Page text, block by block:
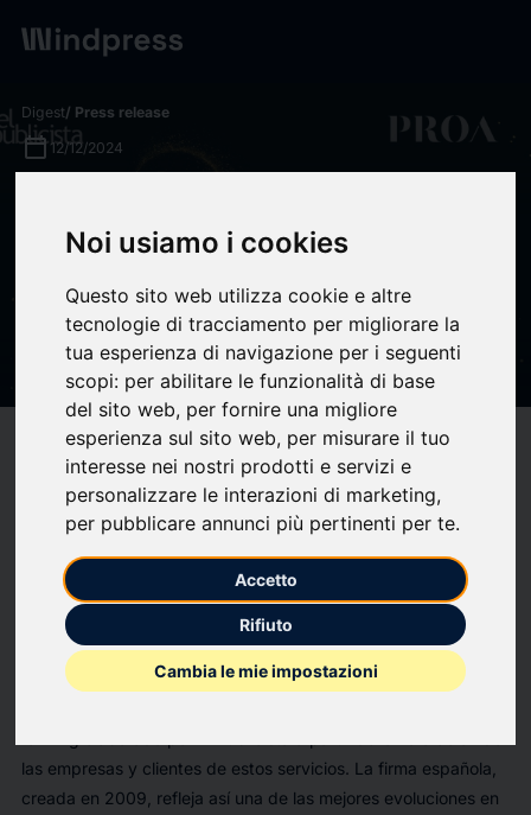
Noi usiamo i cookies
Questo sito web utilizza cookie e altre
tecnologie di tracciamento per migliorare la
tua esperienza di navigazione per i seguenti
scopi: per abilitare le funzionalità di base
del sito web, per fornire una migliore
esperienza sul sito web, per misurare il tuo
interesse nei nostri prodotti e servizi e
personalizzare le interazioni di marketing,
per pubblicare annunci più pertinenti per te.
Accetto
Rifiuto
Cambia le mie impostazioni
Digest/ Press release
calendar_today12/12/2024
y se sitúa el puesto 31 del
Ranking de las Mejores
Consultoras de Comunicación
- PROA Comunicación
Compatibility help
(0)bookmark_borderupload Share
importancia cualitativa de la comunicación estratégica
como un pilar fundamental en la generación de negocio en
el contexto socioeconómico actual.
La consultora PROA Comunicaciónse consolida como una de
las empresas y clientes de estos servicios. La firma española,
creada en 2009, refleja así una de las mejores evoluciones en